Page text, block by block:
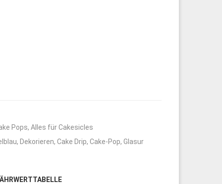
Pops,Alles für Cakesicles
, Dekorieren,Cake Drip,Cake-Pop,Glasur